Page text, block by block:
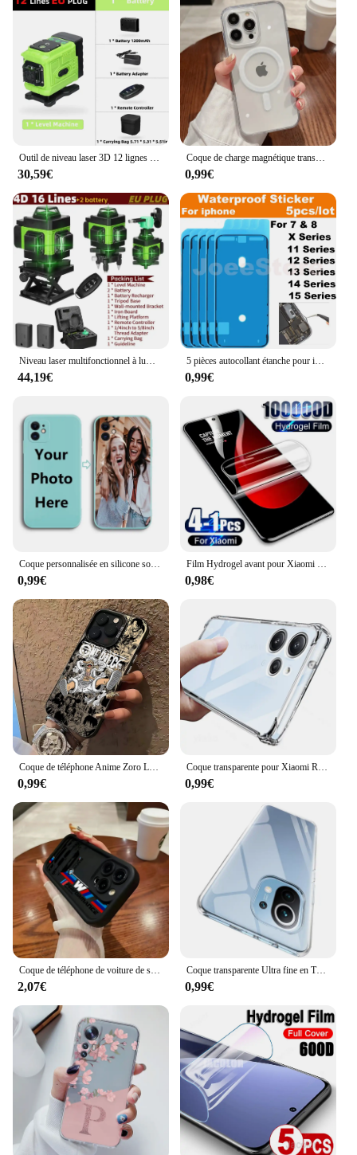
Outil de niveau laser 3D 12 lignes avec fonction de nivellement automatique, 360 lignes horizontales verticales, utilisation et étalonnage de la construction
30,59€
Coque de charge magnétique transparente sans fil pour Magesafe, coque PC antichoc, iPhone 11 12 13 14 15 16 Pro Max Plus Mini X 7 8
0,99€
Niveau laser multifonctionnel à lumière verte 12/16 lignes 3 °/4D, machine à nivellement automatique, batterie au lithium, outil de descente, autocollant mural au sol niveau laser laser puissant laser niveaux tools
44,19€
5 pièces autocollant étanche pour iPhone 14 13 12 11 15 XS Pro Max X XR 8 7 Plus 3M joint adhésif pré-coupé LCD écran cadre bande colle
0,99€
Coque personnalisée en silicone souple pour iPhone, coque personnalisée, photo ou texte, cadeau de vacances ou d'anniversaire, 16, 15, 14, 13, 12, 11, X
0,99€
Film Hydrogel avant pour Xiaomi Mi 14 Ultra 14t 13t 13 Pro 12 12s Lite 12t 12X, protecteur d'écran HD souple, accessoires de téléphone, 4 à 1 pièces
0,98€
Coque de téléphone Anime Zoro Luffy, étui mat Anti-chute pour iPhone 16 15 14 13 12 11 mini Pro Max X XR XSMAX 8 Plus, pièces en P
0,99€
Coque transparente pour Xiaomi Redmi 12 12c Note 12s 12 Pro 12r 12t Note12 Pro Plus + 12 C, housse de téléphone en Silicone souple antichoc épaisse
0,99€
Coque de téléphone de voiture de sport de luxe, étui arrière en TPU souple pour iPhone 16 15 14 13 12 11 Pro Max Mini XR XS X 7 8 6 6s Plus
2,07€
Coque transparente Ultra fine en TPU pour Xiaomi Mi 10T Pro 11 11i 11T Mi11 lite NE 5G 12 12T 12S 12X 13 Pro 10 lite 10s
0,99€